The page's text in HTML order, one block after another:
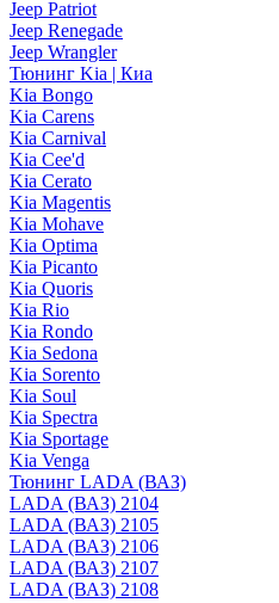
Jeep Patriot
Jeep Renegade
Jeep Wrangler
Тюнинг Kia | Киа
Kia Bongo
Kia Carens
Kia Carnival
Kia Cee'd
Kia Cerato
Kia Magentis
Kia Mohave
Kia Optima
Kia Picanto
Kia Quoris
Kia Rio
Kia Rondo
Kia Sedona
Kia Sorento
Kia Soul
Kia Spectra
Kia Sportage
Kia Venga
Тюнинг LADA (ВАЗ)
LADA (ВАЗ) 2104
LADA (ВАЗ) 2105
LADA (ВАЗ) 2106
LADA (ВАЗ) 2107
LADA (ВАЗ) 2108